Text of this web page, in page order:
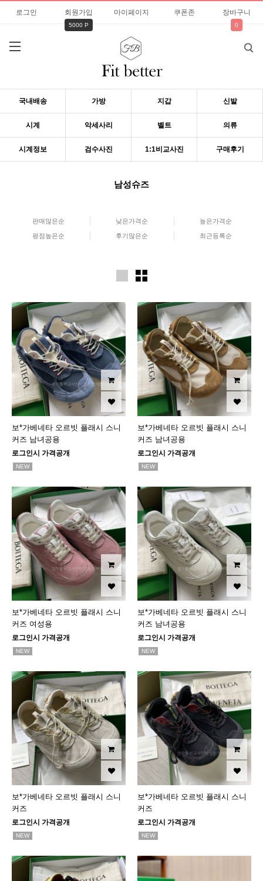
로그인 회원가입
5000 P
마이페이지 쿠폰존 장바구니
0
국내배송 가방 지갑 신발
시계 악세사리 벨트 의류
시계정보 검수사진 1:1비교사진 구매후기
남성슈즈
판매많은순 낮은가격순 높은가격순
평점높은순 후기많은순 최근등록순
보*가베네타 오르빗 플래시 스니
커즈 남녀공용
로그인시 가격공개
NEW
보*가베네타 오르빗 플래시 스니
커즈 남녀공용
로그인시 가격공개
NEW
보*가베네타 오르빗 플래시 스니
커즈 여성용
로그인시 가격공개
NEW
보*가베네타 오르빗 플래시 스니
커즈 남녀공용
로그인시 가격공개
NEW
보*가베네타 오르빗 플래시 스니
커즈
로그인시 가격공개
NEW
보*가베네타 오르빗 플래시 스니
커즈
로그인시 가격공개
NEW